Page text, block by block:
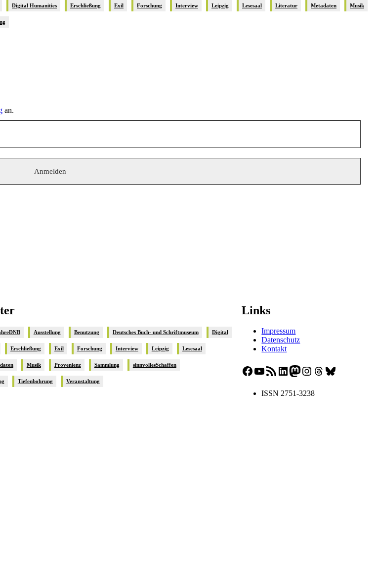
Digital Humanities Erschließung Exil Forschung Interview Leipzig Lesesaal Literatur Metadaten Musik
an.
Ausstellung Benutzung Deutsches Buch- und Schriftmuseum Digital
Erschließung Exil Forschung Interview Leipzig Lesesaal
Musik Provenienz Sammlung sinnvollesSchaffen
Tiefenbohrung Veranstaltung
Links
Impressum
Datenschutz
Kontakt
Facebook YouTube RSS-Feed LinkedIn Mastodon Instagram Threads Bluesky
ISSN 2751-3238